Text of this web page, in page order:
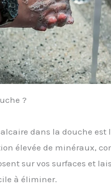
?
dans la douche
élevée de minéraux,
sur vos surfaces et
à éliminer.